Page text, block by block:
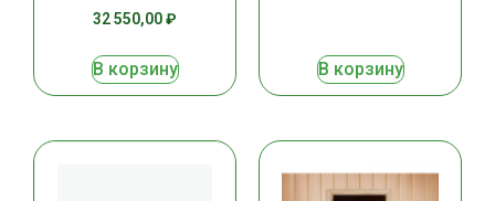
32 550,00₽
В корзину В корзину